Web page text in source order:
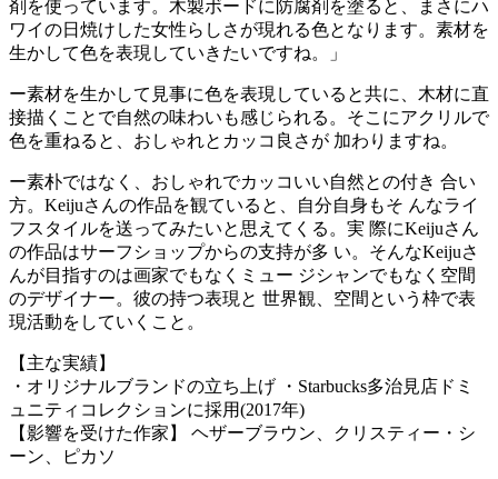
剤を使っています。木製ボードに防腐剤を塗ると、まさにハ
ワイの日焼けした女性らしさが現れる色となります。素材を
生かして色を表現していきたいですね。」
ー素材を生かして見事に色を表現していると共に、木材に直
接描くことで自然の味わいも感じられる。そこにアクリルで
色を重ねると、おしゃれとカッコ良さが 加わりますね。
ー素朴ではなく、おしゃれでカッコいい自然との付き 合い
方。Keijuさんの作品を観ていると、自分自身もそ んなライ
フスタイルを送ってみたいと思えてくる。実 際にKeijuさん
の作品はサーフショップからの支持が多 い。そんなKeijuさ
んが目指すのは画家でもなくミュー ジシャンでもなく空間
のデザイナー。彼の持つ表現と 世界観、空間という枠で表
現活動をしていくこと。
【主な実績】
・オリジナルブランドの立ち上げ ・Starbucks多治見店ドミ
ュニティコレクションに採用(2017年)
【影響を受けた作家】 ヘザーブラウン、クリスティー・シ
ーン、ピカソ